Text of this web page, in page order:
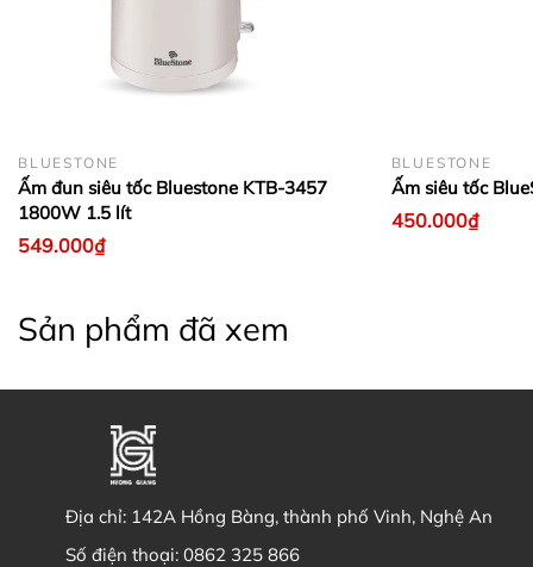
BLUESTONE
Ấm đun siêu tốc Bluestone KTB-3457
1800W 1.5 lít
549.000₫
BLUESTONE
Ấm siêu tốc
450.000₫
Sản phẩm đã xem
Địa chỉ: 142A Hồng Bàng, thành phố Vinh, Nghệ An
Số điện thoại: 0862 325 866